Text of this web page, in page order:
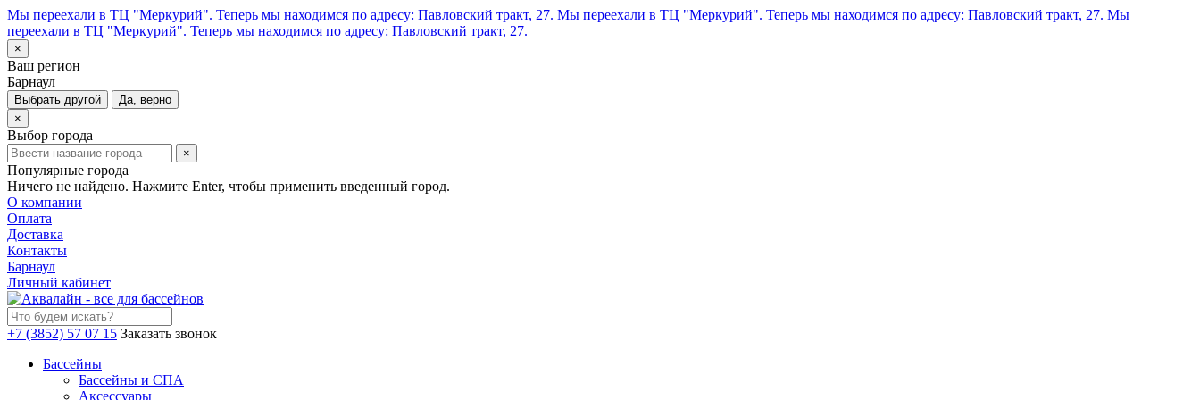
Мы переехали в ТЦ "Меркурий". Теперь мы находимся по адресу: Павловский тракт, 27. Мы переехали в ТЦ "Меркурий". Теперь мы находимся по адресу: Павловский тракт, 27. Мы
переехали в ТЦ "Меркурий". Теперь мы находимся по адресу: Павловский тракт, 27.
×
Ваш регион
Барнаул
Выбрать другой
Да, верно
×
Выбор города
×
Популярные города
Ничего не найдено. Нажмите Enter, чтобы применить введенный город.
О компании
Оплата
Доставка
Контакты
Барнаул
Личный кабинет
+7 (3852) 57 07 15 Заказать звонок
Бассейны
Бассейны и СПА
Аксессуары